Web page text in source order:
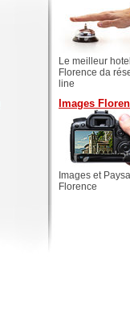
Le meilleur
Florence da
line
Images
Images et
Florence